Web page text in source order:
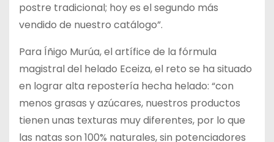
postre tradicional; hoy es el segundo más
vendido de nuestro catálogo”.
Para Íñigo Murúa, el artífice de la fórmula
magistral del helado Eceiza, el reto se ha situado
en lograr alta repostería hecha helado: “con
menos grasas y azúcares, nuestros productos
tienen unas texturas muy diferentes, por lo que
las natas son 100% naturales, sin potenciadores